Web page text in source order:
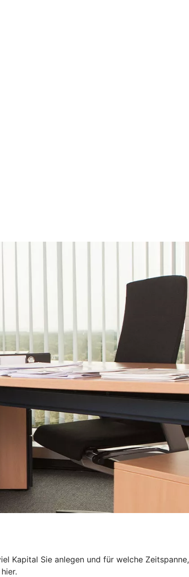
Kapital Sie anlegen und für welche Zeitspanne,